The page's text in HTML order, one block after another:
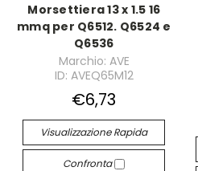
Morsettiera 13 x 1.5 16
mmq per Q6512. Q6524 e
Q6536
Marchio: AVE
ID: AVEQ65M12
€6,73
Visualizzazione Rapida
Confronta